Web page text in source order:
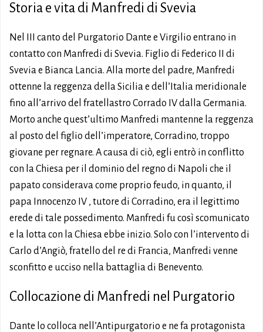
Storia e vita di Manfredi di Svevia
Nel III canto del Purgatorio Dante e Virgilio entrano in
contatto con Manfredi di Svevia. Figlio di Federico II di
Svevia e Bianca Lancia. Alla morte del padre, Manfredi
ottenne la reggenza della Sicilia e dell’Italia meridionale
fino all’arrivo del fratellastro Corrado IV dalla Germania.
Morto anche quest’ultimo Manfredi mantenne la reggenza
al posto del figlio dell’imperatore, Corradino, troppo
giovane per regnare. A causa di ciò, egli entrò in conflitto
con la Chiesa per il dominio del regno di Napoli che il
papato considerava come proprio feudo, in quanto, il
papa Innocenzo IV , tutore di Corradino, era il legittimo
erede di tale possedimento. Manfredi fu così scomunicato
e la lotta con la Chiesa ebbe inizio. Solo con l’intervento di
Carlo d’Angiò, fratello del re di Francia, Manfredi venne
sconfitto e ucciso nella battaglia di Benevento.
Collocazione di Manfredi nel Purgatorio
Dante lo colloca nell’Antipurgatorio e ne fa protagonista